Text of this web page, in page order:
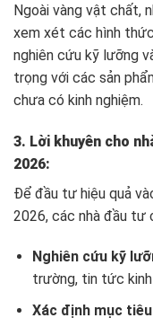
Ngoài vàng vật chất,
xem xét các hình
nghiên cứu kỹ lưỡng
trọng với các sản
chưa có kinh nghiệm.
3. Lời khuyên cho
2026:
Để đầu tư hiệu quả
2026, các nhà đầu tư
Nghiên cứu kỹ
trường, tin tức
Xác định mục